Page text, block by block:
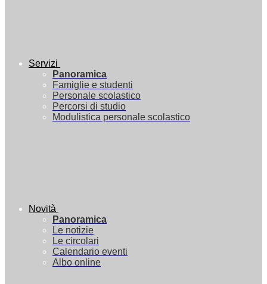
Servizi
Panoramica
Famiglie e studenti
Personale scolastico
Percorsi di studio
Modulistica personale scolastico
Novità
Panoramica
Le notizie
Le circolari
Calendario eventi
Albo online